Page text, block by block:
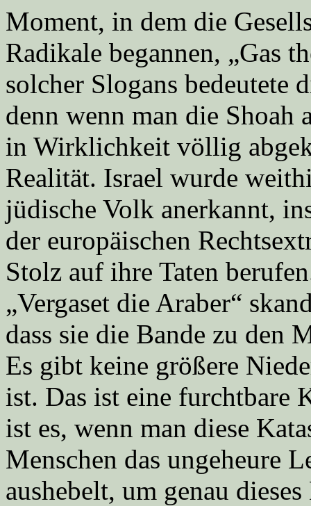
Moment, in dem die
Radikale begannen, „Gas
solcher Slogans bedeutete
denn wenn man die
in Wirklichkeit völlig
Realität. Israel wurde
jüdische Volk anerkannt,
der europäischen
Stolz auf ihre Taten
„Vergaset die Araber“
dass sie die Bande zu den
Es gibt keine größere
ist. Das ist eine furchtbare
ist es, wenn man diese
Menschen das ungeheure
aushebelt, um genau